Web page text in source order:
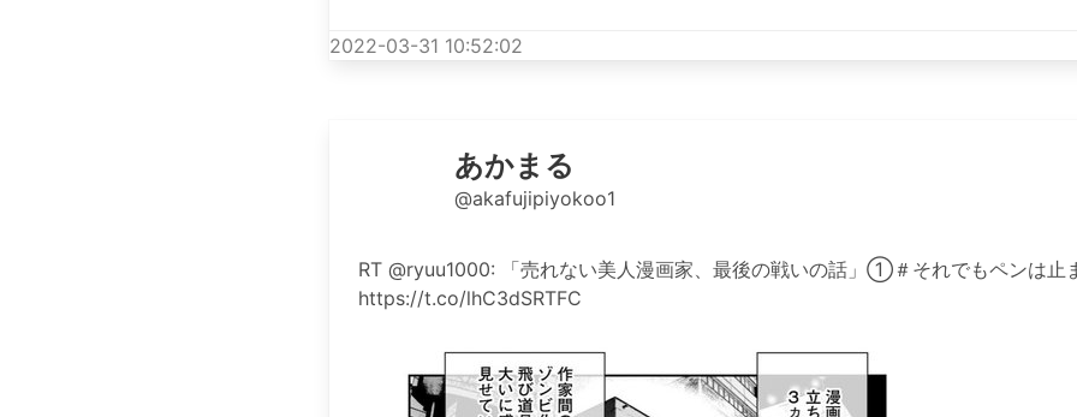
2022-03-31 10:52:02
あかまる
@akafujipiyokoo1
RT @ryuu1000: 「売れない美人漫画家、最後の戦いの話」①＃それでもペンは止
https://t.co/lhC3dSRTFC